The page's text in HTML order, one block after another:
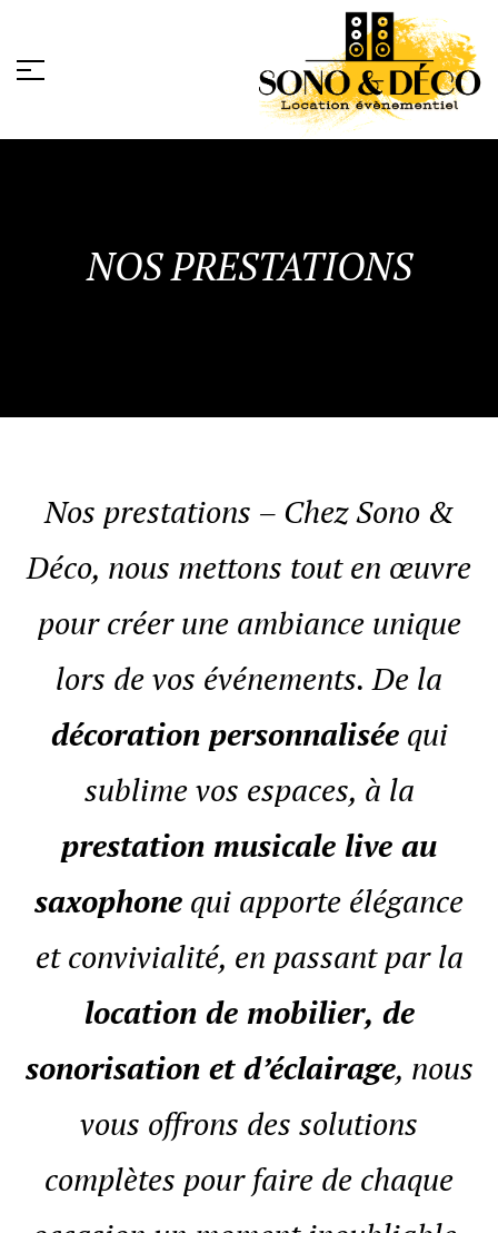
NOS PRESTATIONS
Nos prestations – Chez Sono &
Déco, nous mettons tout en œuvre
pour créer une ambiance unique
lors de vos événements. De la
décoration personnaliséequi
sublime vos espaces, à la
prestation musicale live au
saxophone qui apporte élégance
et convivialité, en passant par la
location de mobilier, de
sonorisation et d’éclairage, nous
vous offrons des solutions
complètes pour faire de chaque